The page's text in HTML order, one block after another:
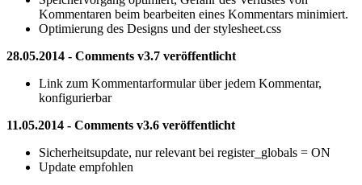
Kommentaren beim bearbeiten eines Kommentars minimiert.
Optimierung des Designs und der stylesheet.css
28.05.2014 - Comments v3.7 veröffentlicht
Link zum Kommentarformular über jedem Kommentar,
konfigurierbar
11.05.2014 - Comments v3.6 veröffentlicht
Sicherheitsupdate, nur relevant bei register_globals = ON
Update empfohlen